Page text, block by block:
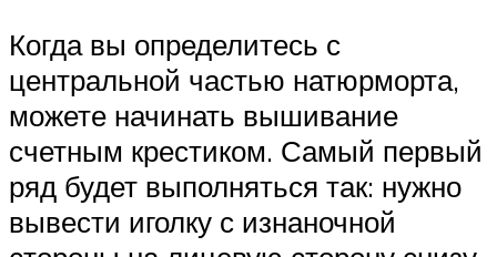
Когда вы определитесь с
центральной частью натюрморта,
можете начинать вышивание
счетным крестиком. Самый первый
ряд будет выполняться так: нужно
вывести иголку с изнаночной